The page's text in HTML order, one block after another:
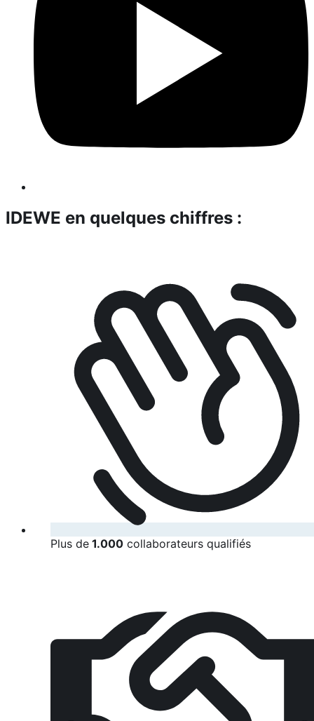
IDEWE en quelques chiffres :
Plus de 1.000 collaborateurs qualifiés